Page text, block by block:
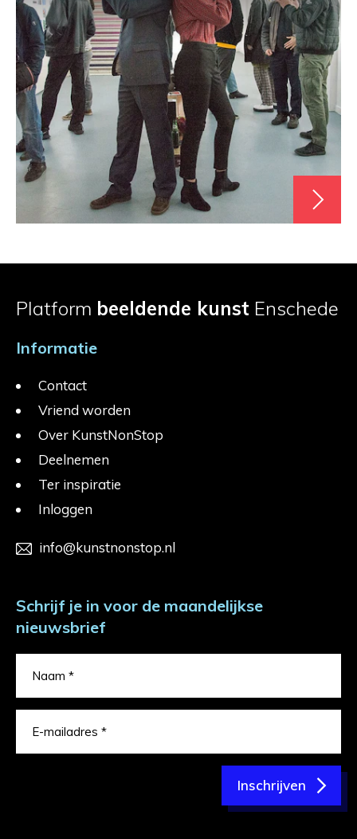
Platform beeldende kunst Enschede
Informatie
Contact
Vriend worden
Over KunstNonStop
Deelnemen
Ter inspiratie
Inloggen
info@kunstnonstop.nl
Schrijf je in voor de maandelijkse
nieuwsbrief
Inschrijven